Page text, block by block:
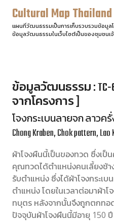
Cultural Map Thailand
แผนที่วัฒนธรรมเป็นการเก็บรวบรวมข้อมูล
ข้อมูลวัฒนธรรมในเว็บไซต์เป็นของชุมชน
ข้อมูลวัฒนธรรม : TC-
จากโครงการ ]
โจงกระเบนลายจก ลาวค
Chong Kraben, Chok pattern, Lao
ผ้าโจงผืนนี้เป็นของทวด ซึ่งเ
คุณทวดได้ตำแหน่งคนเลี้ยงช้า
รับตำแหน่ง ซึ่งได้ผ้าโจงกระเบ
ตำแหน่ง โดยในเวลาต่อมาผ้า
ทบุตร หลังจากนั้นจึงถูกตกทอ
ปัจจุบันผ้าโจงผืนนี้มีอายุ 150 ปี